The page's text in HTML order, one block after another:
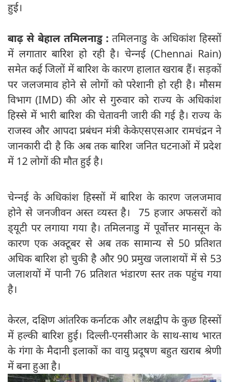
हुई।
बाढ़ से बेहाल तमिलनाडु :तमिलनाडु के अधिकांश हिस्‍सों
में लगातार बारिश हो रही है। चेन्‍नई (Chennai Rain)
समेत कई जिलों में बारिश के कारण हालात खराब हैं। सड़कों
पर जलजमाव होने से लोगों को परेशानी हो रही है। मौसम
विभाग (IMD) की ओर से गुरुवार को राज्‍य के अधिकांश
हिस्‍से में भारी बारिश की चेतावनी जारी की गई है। राज्‍य के
राजस्‍व और आपदा प्रबंधन मंत्री केकेएसएसआर रामचंद्रन ने
जानकारी दी है कि अब तक बारिश जनित घटनाओं में प्रदेश
में 12 लोगों की मौत हुई है।
चेन्‍नई के अधिकांश हिस्‍सों में बारिश के कारण जलजमाव
होने से जनजीवन अस्‍त व्‍यस्‍त है। 75 हजार अफसरों को
ड्‍यूटी पर लगाया गया है। तमिलनाडु में पूर्वोत्तर मानसून के
कारण एक अक्टूबर से अब तक सामान्य से 50 प्रतिशत
अधिक बारिश हो चुकी है और 90 प्रमुख जलाशयों में से 53
जलाशयों में पानी 76 प्रतिशत भंडारण स्तर तक पहुंच गया
है।
केरल, दक्षिण आंतरिक कर्नाटक और लक्षद्वीप के कुछ हिस्सों
में हल्की बारिश हुई। दिल्ली-एनसीआर के साथ-साथ भारत
के गंगा के मैदानी इलाकों का वायु प्रदूषण बहुत खराब श्रेणी
में बना हुआ है।